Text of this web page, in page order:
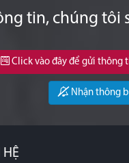
tin, chúng tôi
Click vào đây để gửi thông
Nhận thông
HỆ